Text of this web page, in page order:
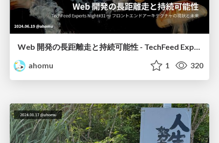
Web 開発の長距離走と持続可能性 - TechFeed Experts Night#31 〜 フロントエンドアーキテクチャの現状と未来
ahomu
1 320